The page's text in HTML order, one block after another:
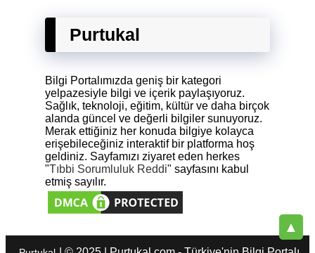
Purtukal
Bilgi Portalımızda geniş bir kategori
yelpazesiyle bilgi ve içerik paylaşıyoruz.
Sağlık, teknoloji, eğitim, kültür ve daha birçok
alanda güncel ve değerli bilgiler sunuyoruz.
Merak ettiğiniz her konuda bilgiye kolayca
erişebileceğiniz interaktif bir platforma hoş
geldiniz. Sayfamızı ziyaret eden herkes
"Tıbbi Sorumluluk Reddi" sayfasını kabul
etmiş sayılır.
▲